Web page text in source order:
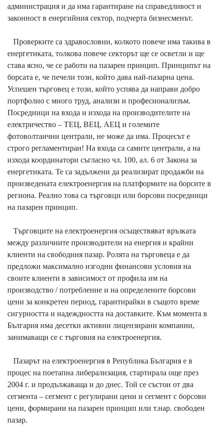
администрация и да има гарантиране на справедливост и
законност в енергийния сектор, подчерта бизнесменът.
Проверките са здравословни, колкото повече има такива в
енергетиката, толкова повече секторът ще се осветли и ще
става ясно, че се работи на пазарен принцип. Принципът на
борсата е, че печели този, който дава най-пазарна цена.
Успешен търговец е този, който успява да направи добро
портфолио с много труд, анализи и професионализъм.
Посредници на входа и изхода на производителите на
електричество – ТЕЦ, ВЕЦ, АЕЦ и големите
фотоволтаични централи, не може да има. Процесът е
строго регламентиран! На входа са самите централи, а на
изхода координатори съгласно чл. 100, ал. 6 от Закона за
енергетиката. Те са задължени да реализират продажби на
произведената електроенергия на платформите на борсите в
региона. Реално това са търговци или борсови посредници
на пазарен принцип.
Търговците на електроенергия осъществяват връзката
между различните производители на енергия и крайни
клиенти на свободния пазар. Ролята на търговеца е да
предложи максимално изгодни финансови условия на
своите клиенти в зависимост от профила им на
производство / потребление и на определените борсови
цени за конкретен период, гарантирайки в същото време
сигурността и надеждността на доставките. Към момента в
България има десетки активни лицензирани компании,
занимаващи се с търговия на електроенергия.
Пазарът на електроенергия в Република България е в
процес на поетапна либерализация, стартирала още през
2004 г. и продължаваща и до днес. Той се състои от два
сегмента – сегмент с регулирани цени и сегмент с борсови
цени, формирани на пазарен принцип или т.нар. свободен
пазар.